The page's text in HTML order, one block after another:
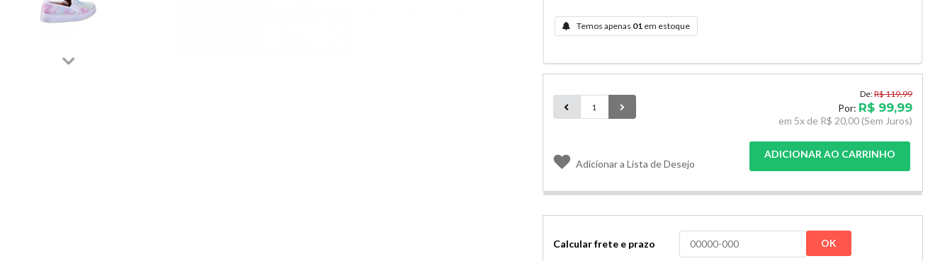
Temos apenas 01 em estoque
De:R$ 119,99
Por: R$ 99,99
em 5x de R$ 20,00 (Sem Juros)
ADICIONAR AO CARRINHO
Adicionar a Lista de Desejo
Calcular frete e prazo OK